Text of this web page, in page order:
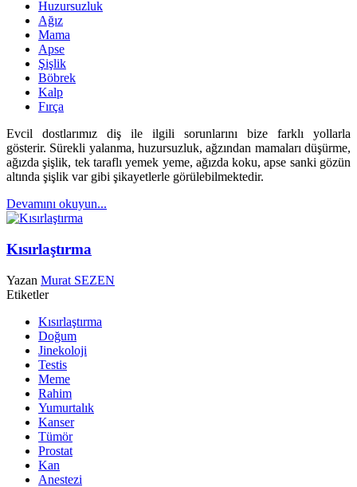
Huzursuzluk
Ağız
Mama
Apse
Şişlik
Böbrek
Kalp
Fırça
Evcil dostlarımız diş ile ilgili sorunlarını bize farklı yollarla
gösterir. Sürekli yalanma, huzursuzluk, ağzından mamaları düşürme,
ağızda şişlik, tek taraflı yemek yeme, ağızda koku, apse sanki gözün
altında şişlik var gibi şikayetlerle görülebilmektedir.
Devamını okuyun...
Kısırlaştırma
Yazan Murat SEZEN
Etiketler
Kısırlaştırma
Doğum
Jinekoloji
Testis
Meme
Rahim
Yumurtalık
Kanser
Tümör
Prostat
Kan
Anestezi